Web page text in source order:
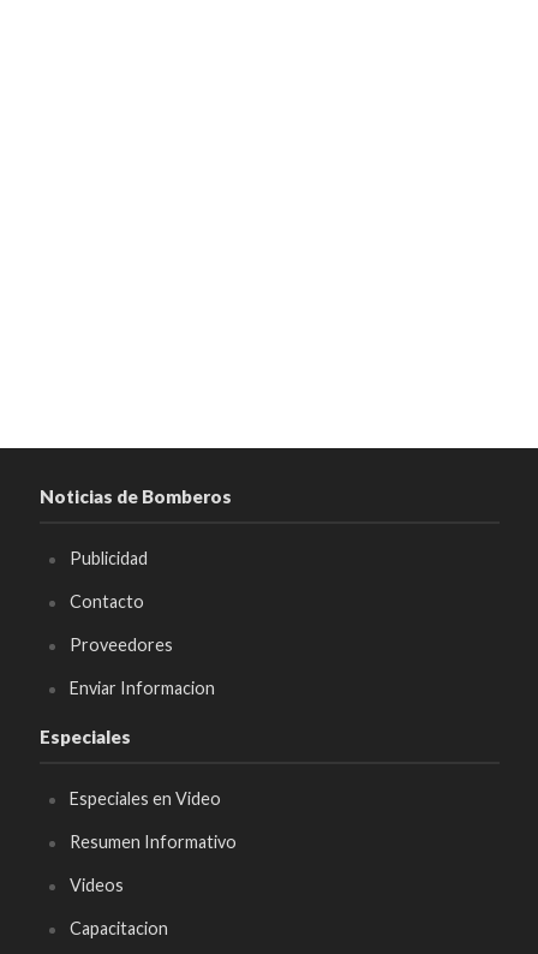
Noticias de Bomberos
Publicidad
Contacto
Proveedores
Enviar Informacion
Especiales
Especiales en Video
Resumen Informativo
Videos
Capacitacion